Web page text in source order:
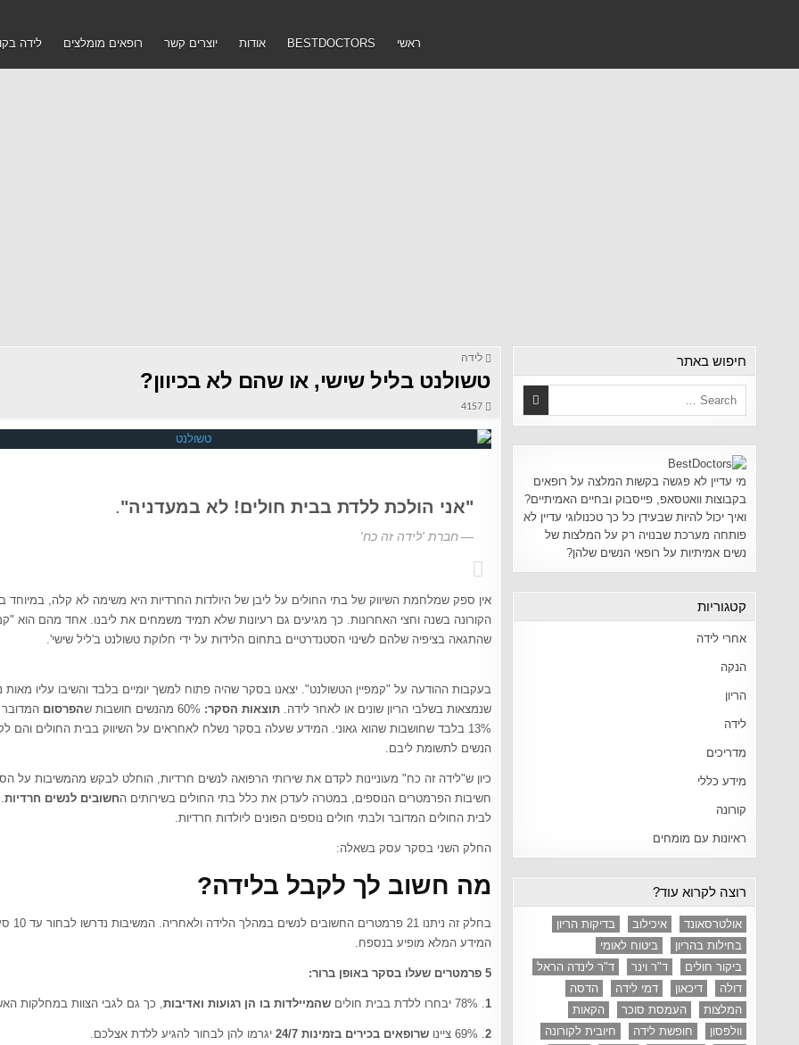
ראשי BESTDOCTORS אודות יוצרים קשר רופאים מומלצים לידה
לידה
טשולנט בליל שישי, או שהם לא בכיוון?
4157
"אני הולכת ללדת בבית חולים! לא במעדניה".
חברת 'לידה זה כח'
אין ספק שמלחמת השיווק של בתי החולים על ליבן של היולדות החרדיות היא משימה לא קלה, במיוחד
הקורונה בשנה וחצי האחרונות. כך מגיעים גם רעיונות שלא תמיד משמחים את ליבנו. אחד מהם הוא
שהתגאה בציפיה שלהם לשינוי הסטנדרטיים בתחום הלידות על ידי חלוקת טשולנט ב'ליל שישי'.
בעקבות ההודעה על "קמפיין הטשולנט". יצאנו בסקר שהיה פתוח למשך יומיים בלבד והשיבו עליו מאות
שנמצאות בשלבי הריון שונים או לאחר לידה.תוצאות הסקר: הפרסוםהמדובר
13% בלבד שחושבות שהוא גאוני. המידע שעלה בסקר נשלח לאחראים על השיווק בבית החולים והם
הנשים לתשומת ליבם.
כיון ש"לידה זה כח" מעוניינות לקדם את שירותי הרפואה לנשים חרדיות, הוחלט לבקש מהמשיבות על
חשיבות הפרמטרים הנוספים, במטרה לעדכן את כלל בתי החולים בשירותים החשובים לנשים חרדיות
לבית החולים המדובר ולבתי חולים נוספים הפונים ליולדות חרדיות.
החלק השני בסקר עסק בשאלה:
מה חשוב לך לקבל בלידה?
בחלק זה
המידע המלא מופיע בנספח.
5 פרמטרים שעלו בסקר באופן ברור:
1 שהמיילדות בו הן רגועות ואדיבות , כך גם לגבי הצוות במחלקות
2 שרופאים בכירים בזמינות 24/7 יגרמו להן לבחור להגיע ללדת אצלכם.
חיפוש באתר
מי עדיין לא פגשה בקשות המלצה על רופאים
בקבוצות וואטסאפ, פייסבוק ובחיים האמיתיים?
ואיך יכול להיות שבעידן כל כך טכנולוגי עדיין לא
פותחה מערכת שבנויה רק על המלצות של
נשים אמיתיות על רופאי הנשים שלהן?
קטגוריות
אחרי לידה
הנקה
הריון
לידה
מדריכים
מידע כללי
קורונה
ראיונות עם מומחים
רוצה לקרוא עוד?
אולטרסאונד איכילוב
בדיקות הריון
בחילות בהריון
ביטוח לאומי
ביקור חולים
ד"ר וינר
ד"ר לינדה הראל
דולה
דיכאון דמי לידה
הדסה
המלצות
העמסת סוכר
הקאות
וולפסון
חופשת לידה
חיובית לקורונה